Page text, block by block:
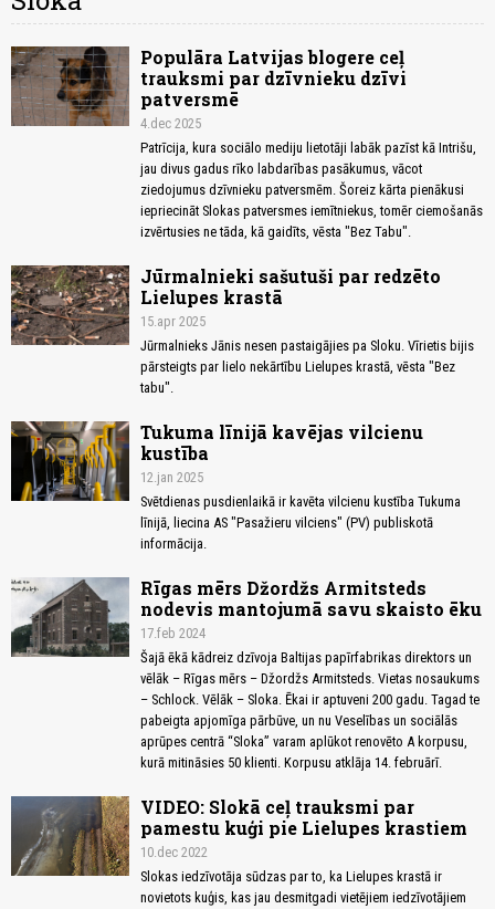
Populāra Latvijas blogere ceļ
trauksmi par dzīvnieku dzīvi
patversmē
4.dec 2025
Patrīcija, kura sociālo mediju lietotāji labāk pazīst kā Intrišu,
jau divus gadus rīko labdarības pasākumus, vācot
ziedojumus dzīvnieku patversmēm. Šoreiz kārta pienākusi
iepriecināt Slokas patversmes iemītniekus, tomēr ciemošanās
izvērtusies ne tāda, kā gaidīts, vēsta "Bez Tabu".
Jūrmalnieki sašutuši par redzēto
Lielupes krastā
15.apr 2025
Jūrmalnieks Jānis nesen pastaigājies pa Sloku. Vīrietis bijis
pārsteigts par lielo nekārtību Lielupes krastā, vēsta "Bez
tabu".
Tukuma līnijā kavējas vilcienu
kustība
12.jan 2025
Svētdienas pusdienlaikā ir kavēta vilcienu kustība Tukuma
līnijā, liecina AS "Pasažieru vilciens" (PV) publiskotā
informācija.
Rīgas mērs Džordžs Armitsteds
nodevis mantojumā savu skaisto ēku
17.feb 2024
Šajā ēkā kādreiz dzīvoja Baltijas papīrfabrikas direktors un
vēlāk – Rīgas mērs – Džordžs Armitsteds. Vietas nosaukums
– Schlock. Vēlāk – Sloka. Ēkai ir aptuveni 200 gadu. Tagad te
pabeigta apjomīga pārbūve, un nu Veselības un sociālās
aprūpes centrā “Sloka” varam aplūkot renovēto A korpusu,
kurā mitināsies 50 klienti. Korpusu atklāja 14. februārī.
VIDEO: Slokā ceļ trauksmi par
pamestu kuģi pie Lielupes krastiem
10.dec 2022
Slokas iedzīvotāja sūdzas par to, ka Lielupes krastā ir
novietots kuģis, kas jau desmitgadi vietējiem iedzīvotājiem